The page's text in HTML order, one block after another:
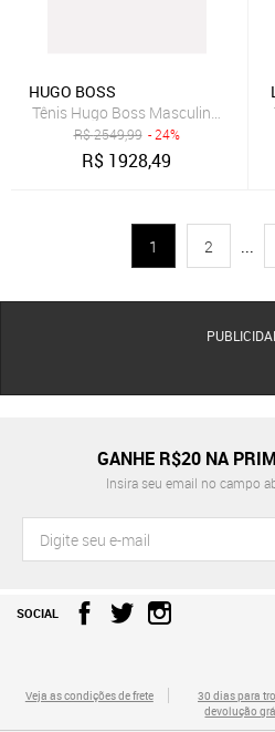
HUGO BOSS
Tênis Hugo Boss Masculino
R$2549,99 - 24%
R$ 1928,49
1 2 ...
GANHE R$20 NA
Insira seu email no campo
SOCIAL
Veja as condições de frete
30 dias para
devolução